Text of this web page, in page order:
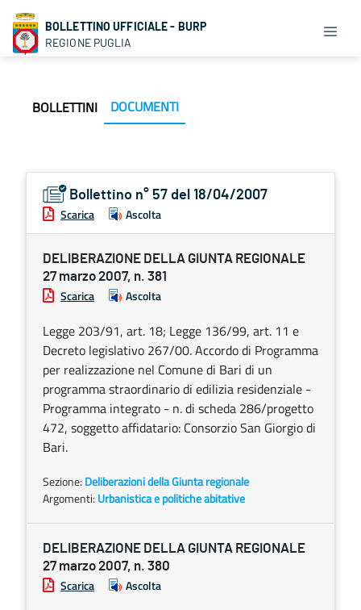
BOLLETTINO UFFICIALE - BURP
REGIONE PUGLIA
BOLLETTINI DOCUMENTI
Bollettino n° 57 del 18/04/2007
Scarica Ascolta
DELIBERAZIONE DELLA GIUNTA REGIONALE
27 marzo 2007, n. 381
Scarica Ascolta
Legge 203/91, art. 18; Legge 136/99, art. 11 e
Decreto legislativo 267/00. Accordo di Programma
per realizzazione nel Comune di Bari di un
programma straordinario di edilizia residenziale -
Programma integrato - n. di scheda 286/progetto
472, soggetto affidatario: Consorzio San Giorgio di
Bari.
Sezione: Deliberazioni della Giunta regionale
Argomenti: Urbanistica e politiche abitative
DELIBERAZIONE DELLA GIUNTA REGIONALE
27 marzo 2007, n. 380
Scarica Ascolta